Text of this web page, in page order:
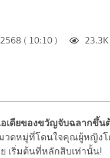
( 10:10 ) 23.3K
เดียของขวัญจับฉลากขึ้น
วดหมู่ที่โดนใจคุณผู้หญิงโ
เริ่มต้นที่หลักสิบเท่านั้น!